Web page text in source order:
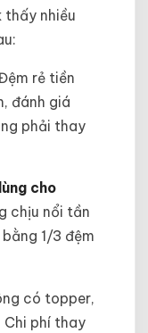
thấy nhiều
rẻ tiền
đánh giá
phải thay
cho
chịu nổi tần
1/3 đệm
có topper,
Chi phí thay